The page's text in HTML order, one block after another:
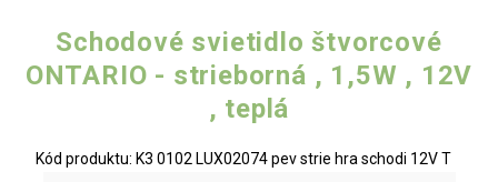
Schodové svietidlo štvorcové
ONTARIO - strieborná , 1,5W , 12V
, teplá
Kód produktu: K3 0102 LUX02074 pev strie hra schodi 12V T